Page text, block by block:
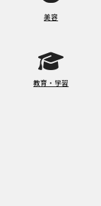
美容
教育・学習